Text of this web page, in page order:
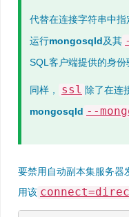
代替在连接字符串中指
运行mongosqld及其
SQL客户端提供的身份
同样， ssl 除了在连
mongosqld --
要禁用自动副本集服务器
用该